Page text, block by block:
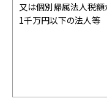
又は個別帰属法人税額
1千万円以下の法人等